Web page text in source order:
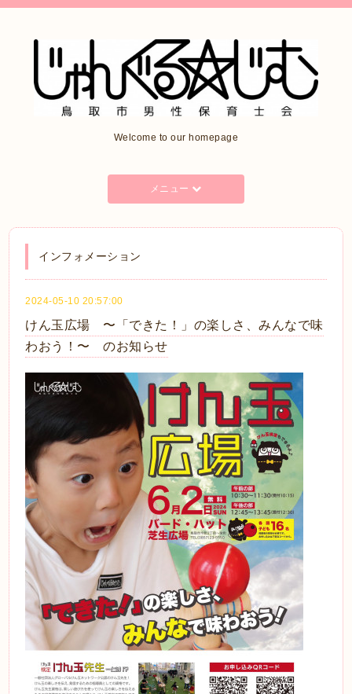
Welcome to our homepage
メニュー
インフォメーション
2024-05-10 20:57:00
けん玉広場 〜「できた！」の楽しさ、みんなで味
わおう！〜 のお知らせ